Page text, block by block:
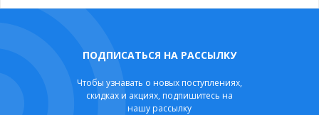
ПОДПИСАТЬСЯ НА РАССЫЛКУ
Чтобы узнавать о новых поступлениях,
скидках и акциях, подпишитесь на
нашу рассылку